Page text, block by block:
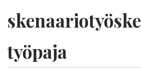
työpaja